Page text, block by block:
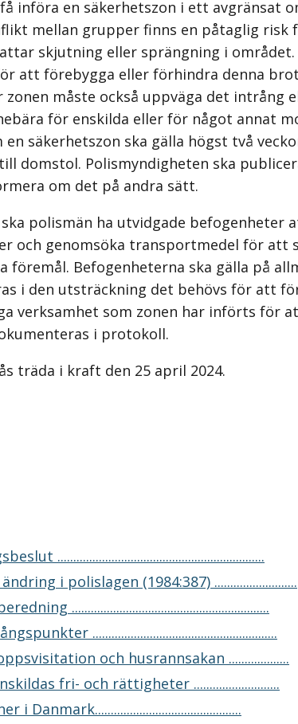
införa en säkerhetszon i ett avgränsat
mellan grupper finns en påtaglig
skjutning eller sprängning i området.
att förebygga eller förhindra denna
zonen måste också uppväga det intrång
för enskilda eller för något annat
säkerhetszon ska gälla högst två
domstol. Polismyndigheten ska
om det på andra sätt.
polismän ha utvidgade befogenheter
och genomsöka transportmedel för att
föremål. Befogenheterna ska gälla på
i den utsträckning det behövs för att
verksamhet som zonen har införts för
i protokoll.
träda i kraft den 25 april 2024.
.................................................................
i polislagen (1984:387) ..........................
..............................................................
..........................................................
och husrannsakan ...................
fri- och rättigheter ...........................
i Danmark..............................................